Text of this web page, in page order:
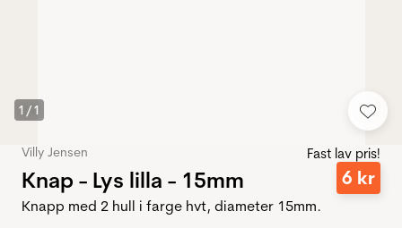
1 /1
Villy Jensen
Knap - Lys lilla - 15mm
Fast lav pris!
6 kr
Knapp med 2 hull i farge hvt, diameter 15mm.